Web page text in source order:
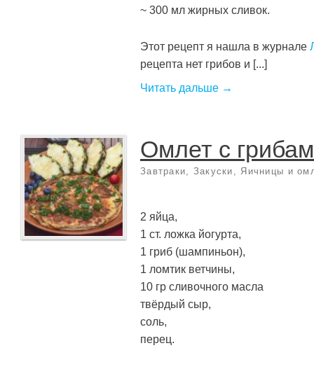
~ 300 мл жирных сливок.
Этот рецепт я нашла в журнале
рецепта нет грибов и [...]
Читать дальше →
Омлет с
Завтраки Закуски Яичницы и
2 яйца,
1 ст. ложка йогурта,
1 гриб (шампиньон),
1 ломтик ветчины,
10 гр сливочного масла
твёрдый сыр,
соль,
перец.